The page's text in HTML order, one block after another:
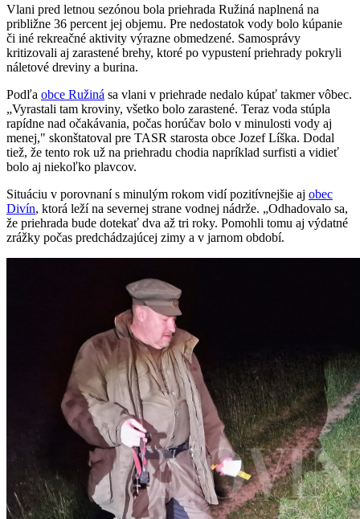
Vlani pred letnou sezónou bola priehrada Ružiná naplnená na
približne 36 percent jej objemu. Pre nedostatok vody bolo kúpanie
či iné rekreačné aktivity výrazne obmedzené. Samosprávy
kritizovali aj zarastené brehy, ktoré po vypustení priehrady pokryli
náletové dreviny a burina.
Podľa obce Ružiná sa vlani v priehrade nedalo kúpať takmer vôbec.
„Vyrastali tam kroviny, všetko bolo zarastené. Teraz voda stúpla
rapídne nad očakávania, počas horúčav bolo v minulosti vody aj
menej," skonštatoval pre TASR starosta obce Jozef Líška. Dodal
tiež, že tento rok už na priehradu chodia napríklad surfisti a vidieť
bolo aj niekoľko plavcov.
Situáciu v porovnaní s minulým rokom vidí pozitívnejšie aj obec
Divín, ktorá leží na severnej strane vodnej nádrže. „Odhadovalo sa,
že priehrada bude dotekať dva až tri roky. Pomohli tomu aj výdatné
zrážky počas predchádzajúcej zimy a v jarnom období.